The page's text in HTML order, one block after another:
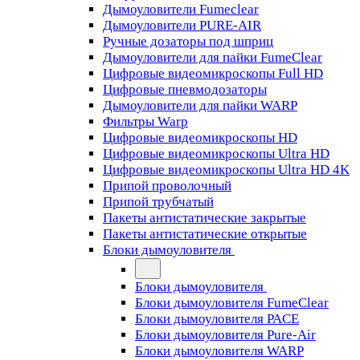
Дымоуловители Fumeclear
Дымоуловители PURE-AIR
Ручные дозаторы под шприц
Дымоуловители для пайки FumeClear
Цифровые видеомикроскопы Full HD
Цифровые пневмодозаторы
Дымоуловители для пайки WARP
Фильтры Warp
Цифровые видеомикроскопы HD
Цифровые видеомикроскопы Ultra HD
Цифровые видеомикроскопы Ultra HD 4K
Припой проволочный
Припой трубчатый
Пакеты антистатические закрытые
Пакеты антистатические открытые
Блоки дымоуловителя
Блоки дымоуловителя
Блоки дымоуловителя FumeClear
Блоки дымоуловителя PACE
Блоки дымоуловителя Pure-Air
Блоки дымоуловителя WARP